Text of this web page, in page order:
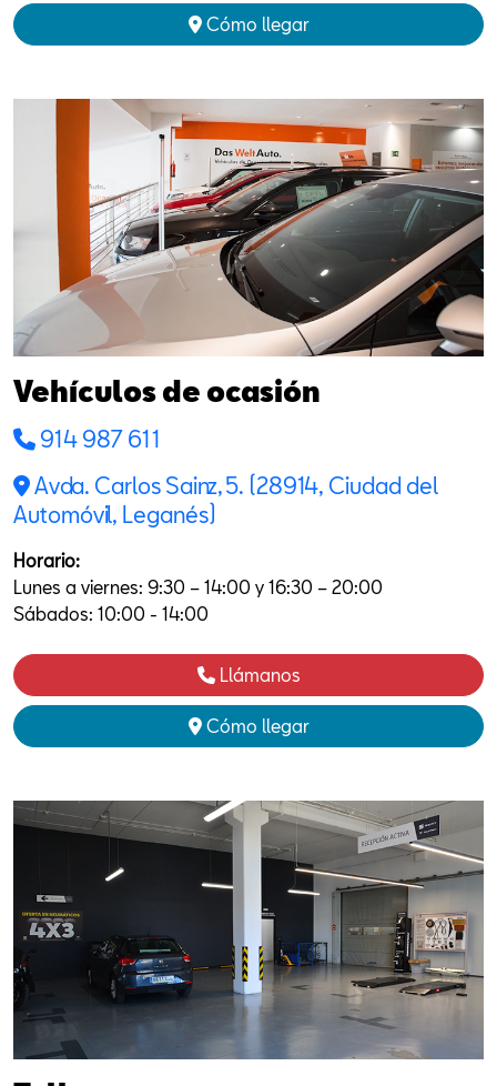
Cómo llegar
Vehículos de ocasión
914 987 611
Avda. Carlos Sainz, 5. (28914, Ciudad del
Automóvil, Leganés)
Horario:
Lunes a viernes: 9:30 – 14:00 y 16:30 – 20:00
Sábados: 10:00 - 14:00
Llámanos
Cómo llegar